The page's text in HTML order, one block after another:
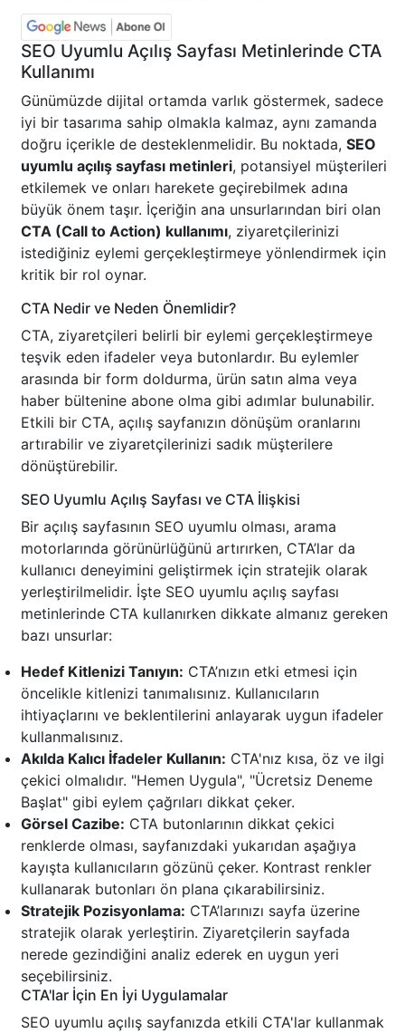
SEO Uyumlu Açılış Sayfası Metinlerinde CTA
Kullanımı
Günümüzde dijital ortamda varlık göstermek, sadece
iyi bir tasarıma sahip olmakla kalmaz, aynı zamanda
doğru içerikle de desteklenmelidir. Bu noktada, SEO
uyumlu açılış sayfası metinleri, potansiyel müşterileri
etkilemek ve onları harekete geçirebilmek adına
büyük önem taşır. İçeriğin ana unsurlarından biri olan
CTA (Call to Action) kullanımı, ziyaretçilerinizi
istediğiniz eylemi gerçekleştirmeye yönlendirmek için
kritik bir rol oynar.
CTA Nedir ve Neden Önemlidir?
CTA, ziyaretçileri belirli bir eylemi gerçekleştirmeye
teşvik eden ifadeler veya butonlardır. Bu eylemler
arasında bir form doldurma, ürün satın alma veya
haber bültenine abone olma gibi adımlar bulunabilir.
Etkili bir CTA, açılış sayfanızın dönüşüm oranlarını
artırabilir ve ziyaretçilerinizi sadık müşterilere
dönüştürebilir.
SEO Uyumlu Açılış Sayfası ve CTA İlişkisi
Bir açılış sayfasının SEO uyumlu olması, arama
motorlarında görünürlüğünü artırırken, CTA’lar da
kullanıcı deneyimini geliştirmek için stratejik olarak
yerleştirilmelidir. İşte SEO uyumlu açılış sayfası
metinlerinde CTA kullanırken dikkate almanız gereken
bazı unsurlar:
Hedef Kitlenizi Tanıyın: CTA’nızın etki etmesi için
öncelikle kitlenizi tanımalısınız. Kullanıcıların
ihtiyaçlarını ve beklentilerini anlayarak uygun ifadeler
kullanmalısınız.
Akılda Kalıcı İfadeler Kullanın: CTA'nız kısa, öz ve ilgi
çekici olmalıdır. "Hemen Uygula", "Ücretsiz Deneme
Başlat" gibi eylem çağrıları dikkat çeker.
Görsel Cazibe: CTA butonlarının dikkat çekici
renklerde olması, sayfanızdaki yukarıdan aşağıya
kayışta kullanıcıların gözünü çeker. Kontrast renkler
kullanarak butonları ön plana çıkarabilirsiniz.
Stratejik Pozisyonlama: CTA’larınızı sayfa üzerine
stratejik olarak yerleştirin. Ziyaretçilerin sayfada
nerede gezindiğini analiz ederek en uygun yeri
seçebilirsiniz.
CTA'lar İçin En İyi Uygulamalar
SEO uyumlu açılış sayfanızda etkili CTA'lar kullanmak